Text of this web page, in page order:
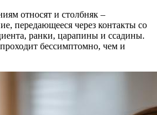
относят и столбняк –
передающееся через контакты со
ранки, царапины и ссадины.
бессимптомно, чем и